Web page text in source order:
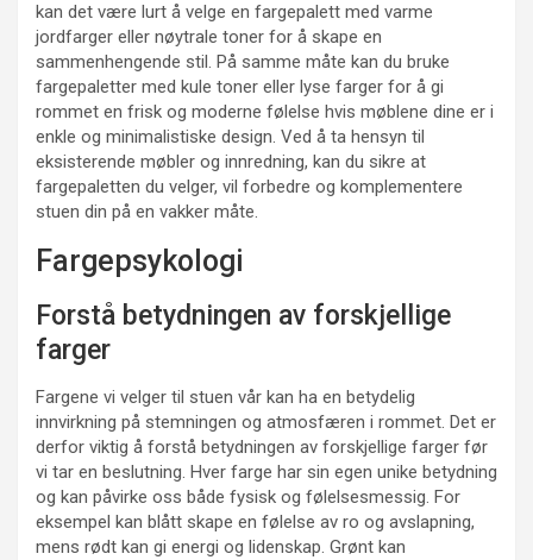
kan det være lurt å velge en fargepalett med varme
jordfarger eller nøytrale toner for å skape en
sammenhengende stil. På samme måte kan du bruke
fargepaletter med kule toner eller lyse farger for å gi
rommet en frisk og moderne følelse hvis møblene dine er i
enkle og minimalistiske design. Ved å ta hensyn til
eksisterende møbler og innredning, kan du sikre at
fargepaletten du velger, vil forbedre og komplementere
stuen din på en vakker måte.
Fargepsykologi
Forstå betydningen av forskjellige
farger
Fargene vi velger til stuen vår kan ha en betydelig
innvirkning på stemningen og atmosfæren i rommet. Det er
derfor viktig å forstå betydningen av forskjellige farger før
vi tar en beslutning. Hver farge har sin egen unike betydning
og kan påvirke oss både fysisk og følelsesmessig. For
eksempel kan blått skape en følelse av ro og avslapning,
mens rødt kan gi energi og lidenskap. Grønt kan